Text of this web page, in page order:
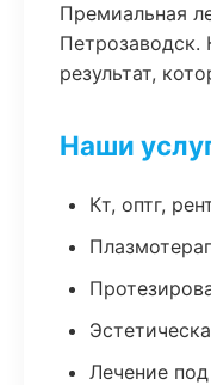
Премиальная
Петрозаводск.
результат,
Наши
Кт, оптг,
Лечение